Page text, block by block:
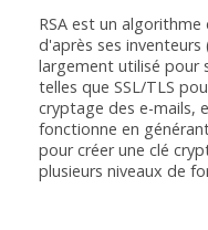
RSA est un
d'après ses
largement utilisé pour
telles que SSL/TLS
cryptage des e-mails,
fonctionne en
pour créer une clé
plusieurs niveaux de